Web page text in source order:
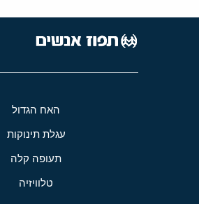
האח הגדול
עגלת תינוקות
תעופה קלה
טלוויזיה